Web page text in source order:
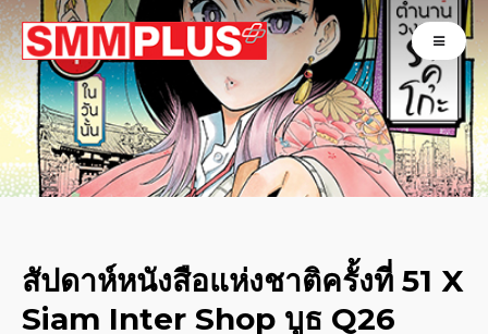
สัปดาห์หนังสือแห่งชาติครั้งที่ 51 X
Siam Inter Shop บูธ Q26